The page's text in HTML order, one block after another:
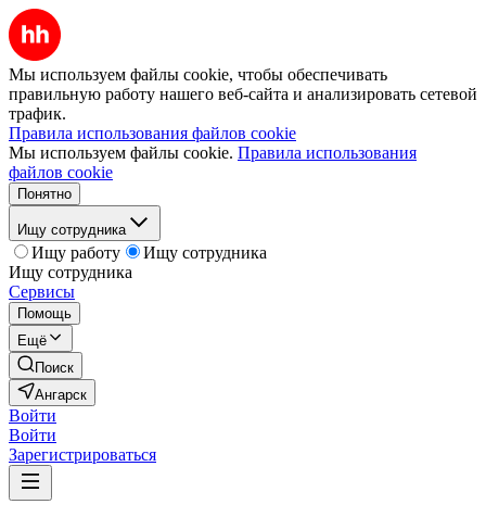
Мы используем файлы cookie, чтобы обеспечивать
правильную работу нашего веб-сайта и анализировать сетевой
трафик.
Правила использования файлов cookie
Мы используем файлы cookie. Правила использования
файлов cookie
Понятно
Ищу сотрудника
Ищу работу
Ищу сотрудника
Ищу сотрудника
Сервисы
Помощь
Ещё
Поиск
Ангарск
Войти
Войти
Зарегистрироваться